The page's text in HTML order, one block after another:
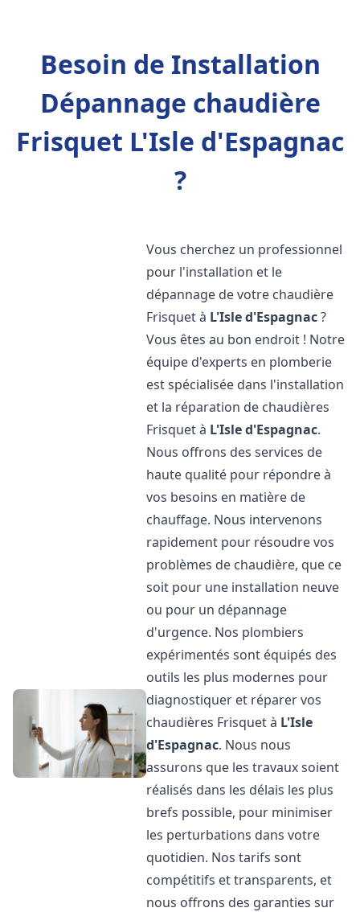
Besoin de Installation
Dépannage chaudière
Frisquet L'Isle d'Espagnac
?
Vous cherchez un professionnel
pour l'installation et le
dépannage de votre chaudière
Frisquet à L'Isle d'Espagnac?
Vous êtes au bon endroit ! Notre
équipe d'experts en plomberie
est spécialisée dans l'installation
et la réparation de chaudières
Frisquet à L'Isle d'Espagnac.
Nous offrons des services de
haute qualité pour répondre à
vos besoins en matière de
chauffage. Nous intervenons
rapidement pour résoudre vos
problèmes de chaudière, que ce
soit pour une installation neuve
ou pour un dépannage
d'urgence. Nos plombiers
expérimentés sont équipés des
outils les plus modernes pour
diagnostiquer et réparer vos
chaudières Frisquet à L'Isle
d'Espagnac. Nous nous
assurons que les travaux soient
réalisés dans les délais les plus
brefs possible, pour minimiser
les perturbations dans votre
quotidien. Nos tarifs sont
compétitifs et transparents, et
nous offrons des garanties sur